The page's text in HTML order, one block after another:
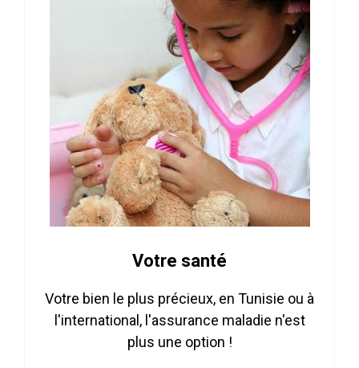
Votre santé
Votre bien le plus précieux, en Tunisie ou à
l'international, l'assurance maladie n'est
plus une option !